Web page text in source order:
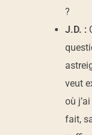
?
J.D. :
veut
où
fait,